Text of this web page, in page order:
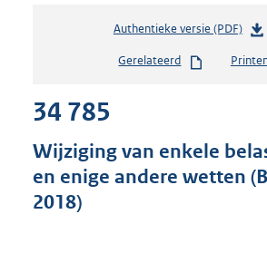
Authentieke versie (PDF)b
s
d
s
g
Gerelateerd
34 785
Wijziging van enkele
en enige andere wetten
2018)